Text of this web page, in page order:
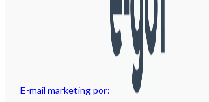
E-mail marketing por: